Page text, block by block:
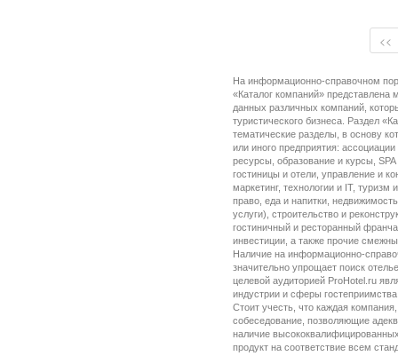
<<
На информационно-справочном
«Каталог компаний» представлена
данных различных компаний,
туристического бизнеса. Раздел
тематические разделы, в основу
или иного предприятия:
ресурсы, образование и курсы,
гостиницы и отели, управление и
маркетинг, технологии и IT,
право, еда и напитки,
услуги), строительство и
гостиничный и ресторанный
инвестиции, а также прочие
Наличие на информационно-
значительно упрощает поиск
целевой аудиторией ProHotel.ru
индустрии и сферы
Стоит учесть, что каждая
собеседование, позволяющие
наличие
продукт на соответствие всем